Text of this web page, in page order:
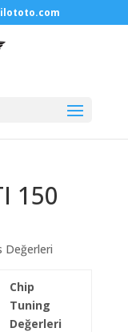
150
Değerleri
Chip
Tuning
Değerleri